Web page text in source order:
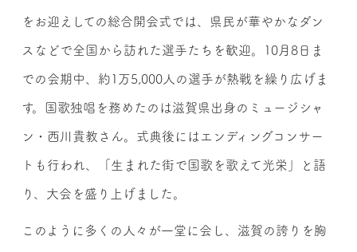
をお迎えしての総合開会式では、県民が華やかなダン
スなどで全国から訪れた選手たちを歓迎。10月8日ま
での会期中、約1万5,000人の選手が熱戦を繰り広げま
す。国歌独唱を務めたのは滋賀県出身のミュージシャ
ン・西川貴教さん。式典後にはエンディングコンサー
トも行われ、「生まれた街で国歌を歌えて光栄」と語
り、大会を盛り上げました。
このように多くの人々が一堂に会し、滋賀の誇りを胸